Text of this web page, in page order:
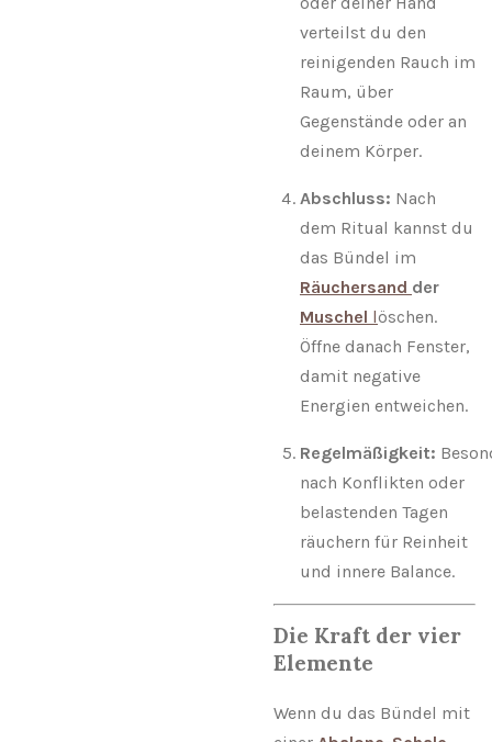
verteilst du den
reinigenden Rauch im
Raum, über
Gegenstände oder an
deinem Körper.
Abschluss: Nach
dem Ritual kannst du
das Bündel im
Räuchersand der
Muschel löschen.
Öffne danach Fenster,
damit negative
Energien entweichen.
Regelmäßigkeit:
nach Konflikten oder
belastenden Tagen
räuchern für Reinheit
und innere Balance.
Die Kraft der vier
Elemente
Wenn du das Bündel mit